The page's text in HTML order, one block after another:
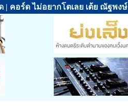
| คอร์ด ไม่อยากโตเลย เต้ย ณัฐพงษ์